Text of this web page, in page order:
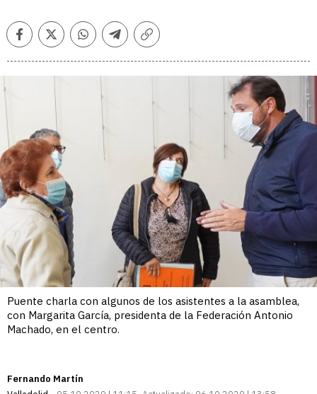
FacebookTwitterWhatsappTelegramCopiar
Puente charla con algunos de los asistentes a la asamblea,
con Margarita García, presidenta de la Federación Antonio
Machado, en el centro.
Fernando Martín